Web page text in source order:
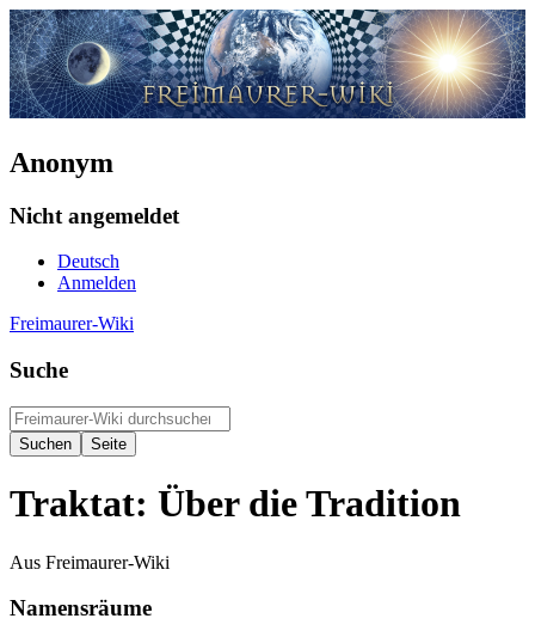
Anonym
Nicht angemeldet
Deutsch
Anmelden
Freimaurer-Wiki
Suche
Traktat: Über die Tradition
Aus Freimaurer-Wiki
Namensräume